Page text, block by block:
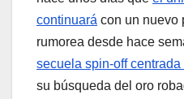
continuará con un nuevo
rumorea desde hace
secuela spin-off centrada
su búsqueda del oro